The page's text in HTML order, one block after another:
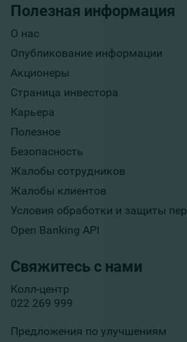
Полезная информация
О нас
Опубликование информации
Акционеры
Страница инвестора
Карьера
Полезное
Безопасность
Жалобы сотрудников
Жалобы клиентов
Условия обработки и защиты
Open Banking API
Свяжитесь с нами
Колл-центр
022 269 999
Предложения по улучшениям